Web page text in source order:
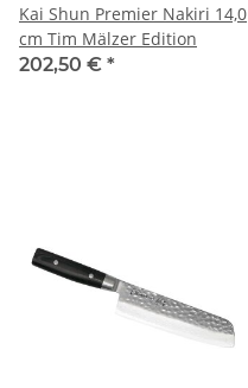
Kai Shun Premier Nakiri 14,0
cm Tim Mälzer Edition
202,50 € *